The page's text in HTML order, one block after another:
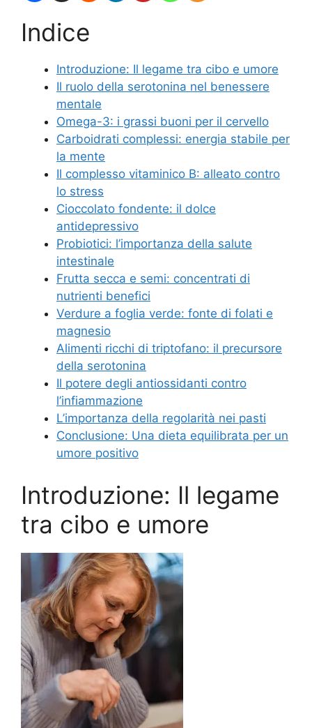
Indice
Introduzione: Il legame tra cibo e umore
Il ruolo della serotonina nel benessere
mentale
Omega-3: i grassi buoni per il cervello
Carboidrati complessi: energia stabile per
la mente
Il complesso vitaminico B: alleato contro
lo stress
Cioccolato fondente: il dolce
antidepressivo
Probiotici: l’importanza della salute
intestinale
Frutta secca e semi: concentrati di
nutrienti benefici
Verdure a foglia verde: fonte di folati e
magnesio
Alimenti ricchi di triptofano: il precursore
della serotonina
Il potere degli antiossidanti contro
l’infiammazione
L’importanza della regolarità nei pasti
Conclusione: Una dieta equilibrata per un
umore positivo
Introduzione: Il legame
tra cibo e umore